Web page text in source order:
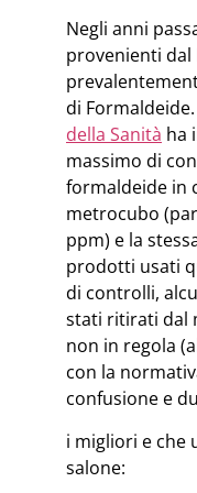
Negli anni
provenienti dal
di Formaldeide.
della Sanità ha
massimo di
formaldeide in
metrocubo
ppm) e la
prodotti usati
di controlli,
stati ritirati dal
non in regola
con la
confusione e
i migliori e che
salone: